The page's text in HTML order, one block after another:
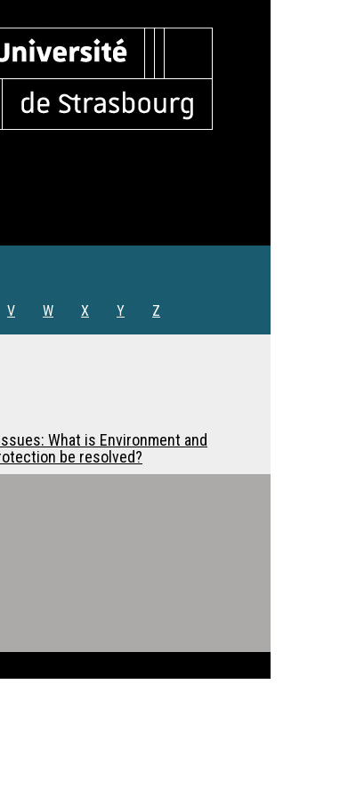
V W X Y Z
What is Environment and
be resolved?